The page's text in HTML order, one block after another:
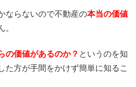
ならないので不動産の本当の価値
。
の価値があるのか？ というのを知
た方が手間をかけず簡単に知るこ